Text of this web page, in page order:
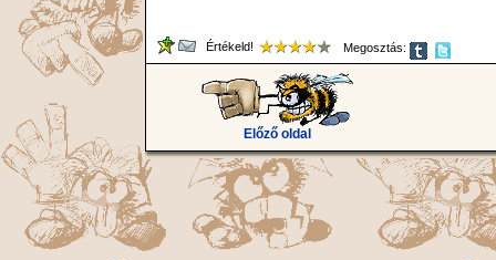
Értékeld! Megosztás:
Előző oldal